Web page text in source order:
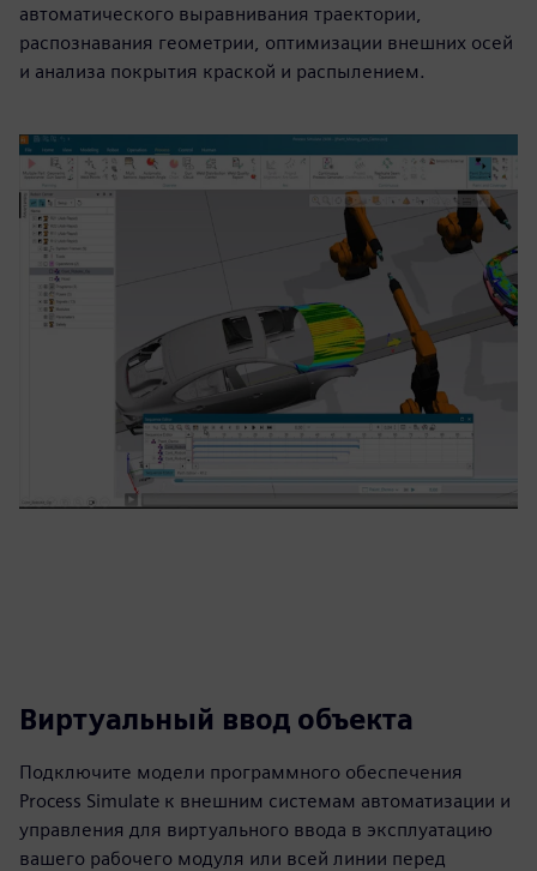
автоматического выравнивания траектории,
распознавания геометрии, оптимизации внешних осей
и анализа покрытия краской и распылением.
Виртуальный ввод объекта
Подключите модели программного обеспечения
Process Simulate к внешним системам автоматизации и
управления для виртуального ввода в эксплуатацию
вашего рабочего модуля или всей линии перед